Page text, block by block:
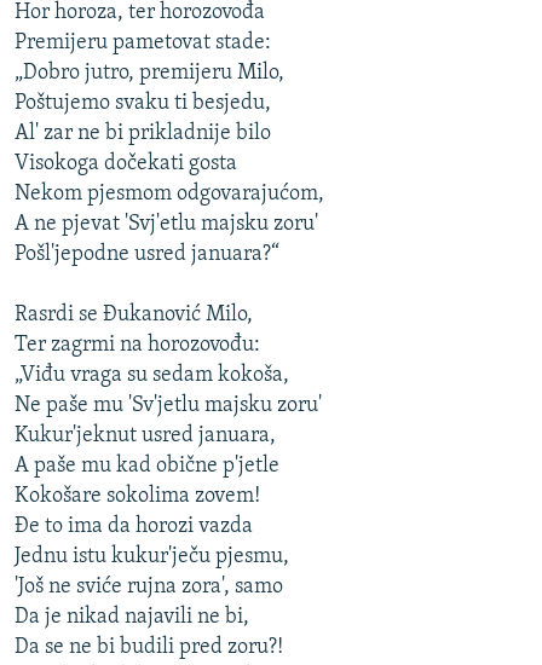
Hor horoza, ter horozovođa
Premijeru pametovat stade:
„Dobro jutro, premijeru Milo,
Poštujemo svaku ti besjedu,
Al' zar ne bi prikladnije bilo
Visokoga dočekati gosta
Nekom pjesmom odgovarajućom,
A ne pjevat 'Svj'etlu majsku zoru'
Pošl'jepodne usred januara?“
Rasrdi se Đukanović Milo,
Ter zagrmi na horozovođu:
„Viđu vraga su sedam kokoša,
Ne paše mu 'Sv'jetlu majsku zoru'
Kukur'jeknut usred januara,
A paše mu kad obične p'jetle
Kokošare sokolima zovem!
Đe to ima da horozi vazda
Jednu istu kukur'ječu pjesmu,
'Još ne sviće rujna zora', samo
Da je nikad najavili ne bi,
Da se ne bi budili pred zoru?!